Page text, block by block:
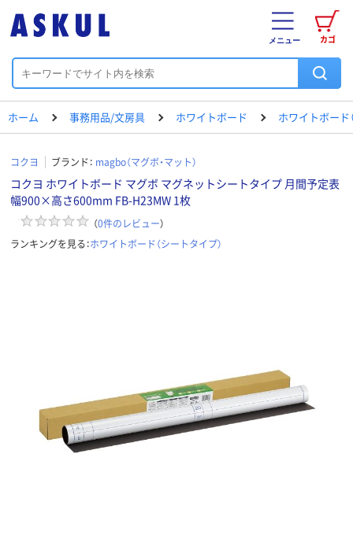
カゴ
メニュー
ホーム 事務用品/文房具 ホワイトボード ホワイトボード
コクヨ ブランド： magbo（マグボ・マット）
コクヨ ホワイトボード マグボ マグネットシートタイプ 月間予定表
幅900×高さ600mm FB-H23MW 1枚
（0件のレビュー）
ランキングを見る：ホワイトボード（シートタイプ）